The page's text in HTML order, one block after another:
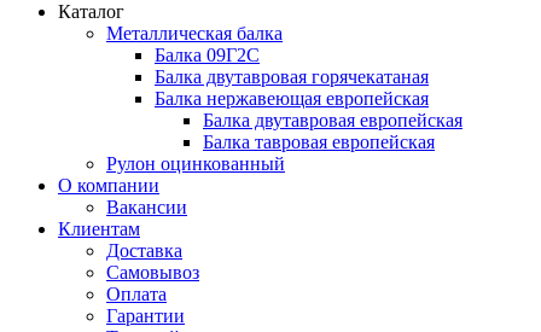
Каталог
Металлическая балка
Балка 09Г2С
Балка двутавровая горячекатаная
Балка нержавеющая европейская
Балка двутавровая европейская
Балка тавровая европейская
Рулон оцинкованный
О компании
Вакансии
Клиентам
Доставка
Самовывоз
Оплата
Гарантии